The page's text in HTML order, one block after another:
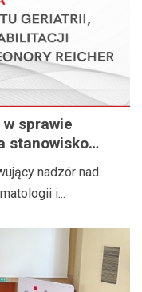
sprawie
stanowisko
Geriatrii,
prof. dr hab.
nadzór nad
i...